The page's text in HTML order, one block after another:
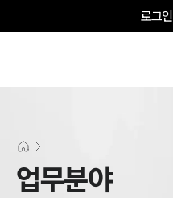
로그인
업무분야